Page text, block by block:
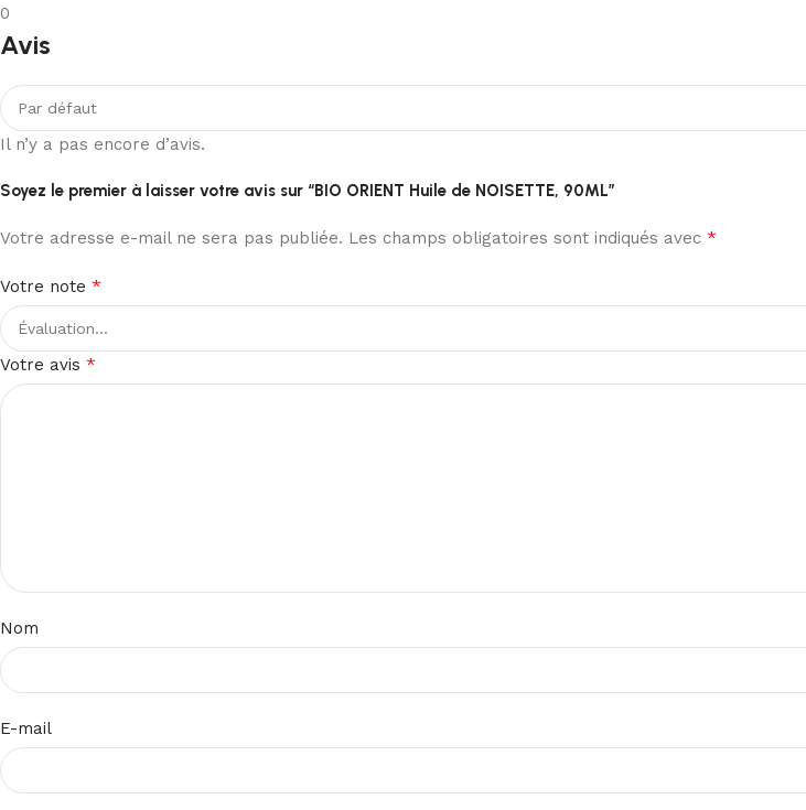
0
Avis
Il n’y a pas encore d’avis.
Soyez le premier à laisser votre avis sur “BIO ORIENT Huile de NOISETTE, 90ML”
Votre adresse e-mail ne sera pas publiée. Les champs obligatoires sont indiqués avec *
Votre note *
Votre avis *
Nom
E-mail